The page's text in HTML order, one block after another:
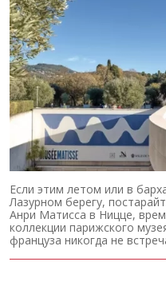
Если этим летом или в
Лазурном берегу,
Анри Матисса в Ницце,
коллекции парижского
француза никогда не